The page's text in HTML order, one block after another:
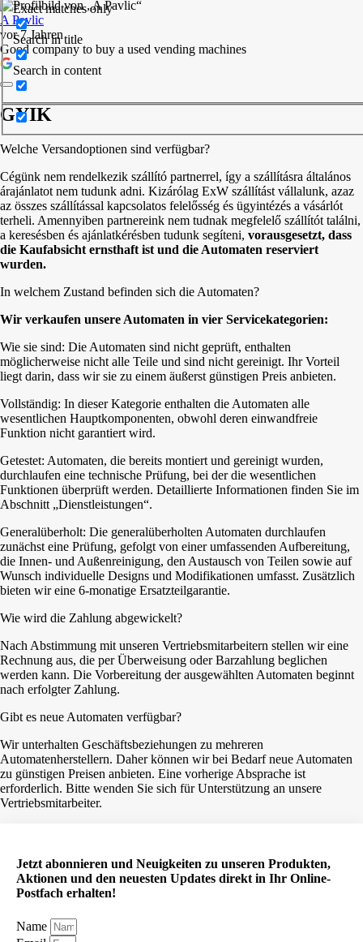
Exact matches only
Search in title
Search in content
A Pavlic
vor 7 Jahren
Good company to buy a used vending machines
GYIK
Welche Versandoptionen sind verfügbar?
Cégünk nem rendelkezik szállító partnerrel, így a szállításra általános
árajánlatot nem tudunk adni. Kizárólag ExW szállítást vállalunk, azaz
az összes szállítással kapcsolatos felelősség és ügyintézés a vásárlót
terheli. Amennyiben partnereink nem tudnak megfelelő szállítót találni,
a keresésben és ajánlatkérésben tudunk segíteni, vorausgesetzt, dass
die Kaufabsicht ernsthaft ist und die Automaten reserviert
wurden.
In welchem Zustand befinden sich die Automaten?
Wir verkaufen unsere Automaten in vier Servicekategorien:
Wie sie sind: Die Automaten sind nicht geprüft, enthalten
möglicherweise nicht alle Teile und sind nicht gereinigt. Ihr Vorteil
liegt darin, dass wir sie zu einem äußerst günstigen Preis anbieten.
Vollständig: In dieser Kategorie enthalten die Automaten alle
wesentlichen Hauptkomponenten, obwohl deren einwandfreie
Funktion nicht garantiert wird.
Getestet: Automaten, die bereits montiert und gereinigt wurden,
durchlaufen eine technische Prüfung, bei der die wesentlichen
Funktionen überprüft werden. Detaillierte Informationen finden Sie im
Abschnitt „Dienstleistungen“.
Generalüberholt: Die generalüberholten Automaten durchlaufen
zunächst eine Prüfung, gefolgt von einer umfassenden Aufbereitung,
die Innen- und Außenreinigung, den Austausch von Teilen sowie auf
Wunsch individuelle Designs und Modifikationen umfasst. Zusätzlich
bieten wir eine 6-monatige Ersatzteilgarantie.
Wie wird die Zahlung abgewickelt?
Nach Abstimmung mit unseren Vertriebsmitarbeitern stellen wir eine
Rechnung aus, die per Überweisung oder Barzahlung beglichen
werden kann. Die Vorbereitung der ausgewählten Automaten beginnt
nach erfolgter Zahlung.
Gibt es neue Automaten verfügbar?
Wir unterhalten Geschäftsbeziehungen zu mehreren
Automatenherstellern. Daher können wir bei Bedarf neue Automaten
zu günstigen Preisen anbieten. Eine vorherige Absprache ist
erforderlich. Bitte wenden Sie sich für Unterstützung an unsere
Vertriebsmitarbeiter.
Jetzt abonnieren und Neuigkeiten zu unseren Produkten,
Aktionen und den neuesten Updates direkt in Ihr Online-
Postfach erhalten!
Name